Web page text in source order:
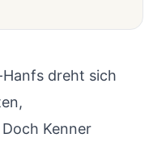
dreht sich
Doch Kenner